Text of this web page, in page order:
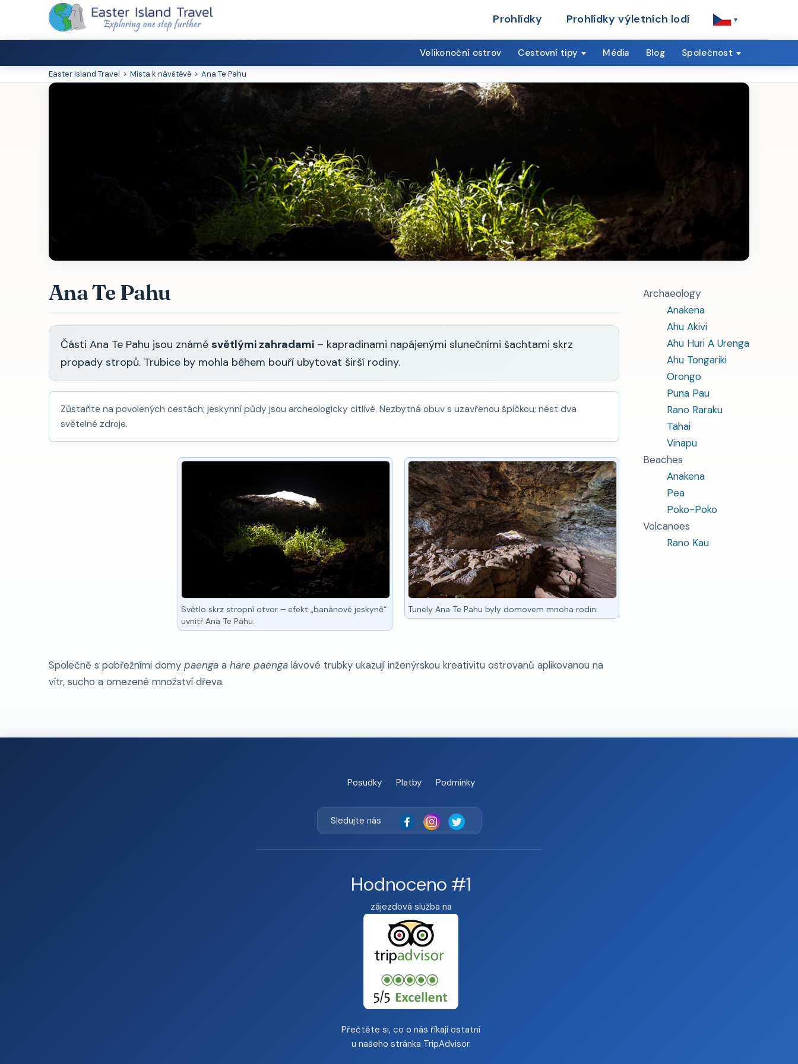
Prohlídky Prohlídky výletních lodí ▾
Velikonoční ostrov Cestovní tipy Média Blog Společnost
Easter Island Travel > Místa k návštěvě > Ana Te Pahu
Archaeology
Anakena
Ahu Akivi
Ahu Huri A Urenga
Ahu Tongariki
Orongo
Puna Pau
Rano Raraku
Tahai
Vinapu
Beaches
Anakena
Pea
Poko-Poko
Volcanoes
Rano Kau
Ana Te Pahu
Části Ana Te Pahu jsou známésvětlými zahradami – kapradinami napájenými slunečními šachtami skrz
propady stropů. Trubice by mohla během bouří ubytovat širší rodiny.
Zůstaňte na povolených cestách; jeskynní půdy jsou archeologicky citlivé. Nezbytná obuv s uzavřenou špičkou; nést dva
světelné zdroje.
Tunely Ana Te Pahu byly domovem mnoha rodin.
Světlo skrz stropní otvor – efekt „banánové jeskyně“
uvnitř Ana Te Pahu.
Společně s pobřežními domy paenga a hare paenga lávové trubky ukazují inženýrskou kreativitu ostrovanů aplikovanou na
vítr, sucho a omezené množství dřeva.
Posudky Platby Podmínky
Sledujte nás
Hodnoceno #1
zájezdová služba na
Přečtěte si, co o nás říkají ostatní
u našeho stránka TripAdvisor.